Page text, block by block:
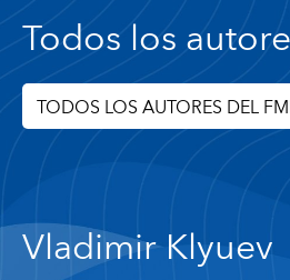
Todos los
TODOS LOS AUTORES DEL
Vladimir Klyuev